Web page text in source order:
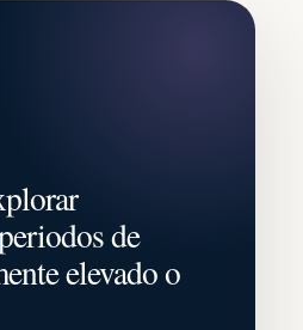
de
elevado o